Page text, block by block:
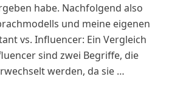
habe. Nachfolgend also
und meine eigenen
vs. Influencer: Ein Vergleich
sind zwei Begriffe, die
werden, da sie …